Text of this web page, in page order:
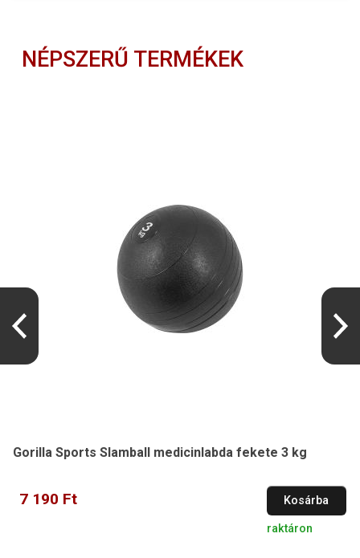
NÉPSZERŰ TERMÉKEK
Gorilla Sports Slamball medicinlabda fekete 3 kg
7 190 Ft Kosárba
raktáron